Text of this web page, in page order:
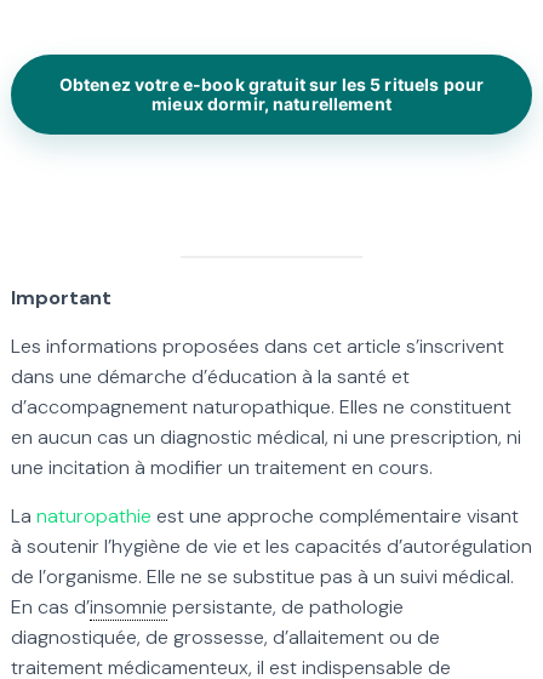
Obtenez votre e-book gratuit sur les 5 rituels pour
mieux dormir, naturellement
Important
Les informations proposées dans cet article s’inscrivent
dans une démarche d’éducation à la santé et
d’accompagnement naturopathique. Elles ne constituent
en aucun cas un diagnostic médical, ni une prescription, ni
une incitation à modifier un traitement en cours.
La naturopathie est une approche complémentaire visant
à soutenir l’hygiène de vie et les capacités d’autorégulation
de l’organisme. Elle ne se substitue pas à un suivi médical.
En cas d’insomnie persistante, de pathologie
diagnostiquée, de grossesse, d’allaitement ou de
traitement médicamenteux, il est indispensable de